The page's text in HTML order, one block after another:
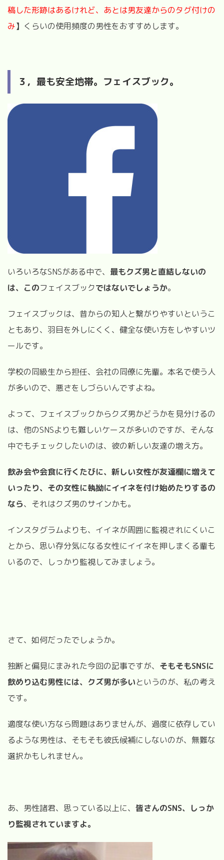
稿した形跡はあるけれど、あとは男友達からのタグ付けの
み】 くらいの使用頻度の男性をおすすめします。
３，最も安全地帯。フェイスブック。
いろいろなSNSがある中で、 最もクズ男と直結しないの
は、このフェイスブックではないでしょうか。
フェイスブックは、昔からの知人と繋がりやすいというこ
ともあり、羽目を外しにくく、健全な使い方をしやすいツ
ールです。
学校の同級生から担任、会社の同僚に先輩。本名で使う人
が多いので、悪さをしづらいんですよね。
よって、フェイスブックからクズ男かどうかを見分けるの
は、他のSNSよりも難しいケースが多いのですが、そんな
中でもチェックしたいのは、彼の新しい友達の増え方。
飲み会や会食に行くたびに、新しい女性が友達欄に増えて
いったり、その女性に執拗にイイネを付け始めたりするの
なら、それはクズ男のサインかも。
インスタグラムよりも、イイネが周囲に監視されにくいこ
とから、思い存分気になる女性にイイネを押しまくる輩も
いるので、しっかり監視してみましょう。
さて、如何だったでしょうか。
独断と偏見にまみれた今回の記事ですが、 そもそもSNSに
飲めり込む男性には、クズ男が多いというのが、私の考え
です。
適度な使い方なら問題はありませんが、過度に依存してい
るような男性は、そもそも彼氏候補にしないのが、無難な
選択かもしれません。
あ、男性諸君、思っている以上に、 皆さんのSNS、しっか
り監視されていますよ。